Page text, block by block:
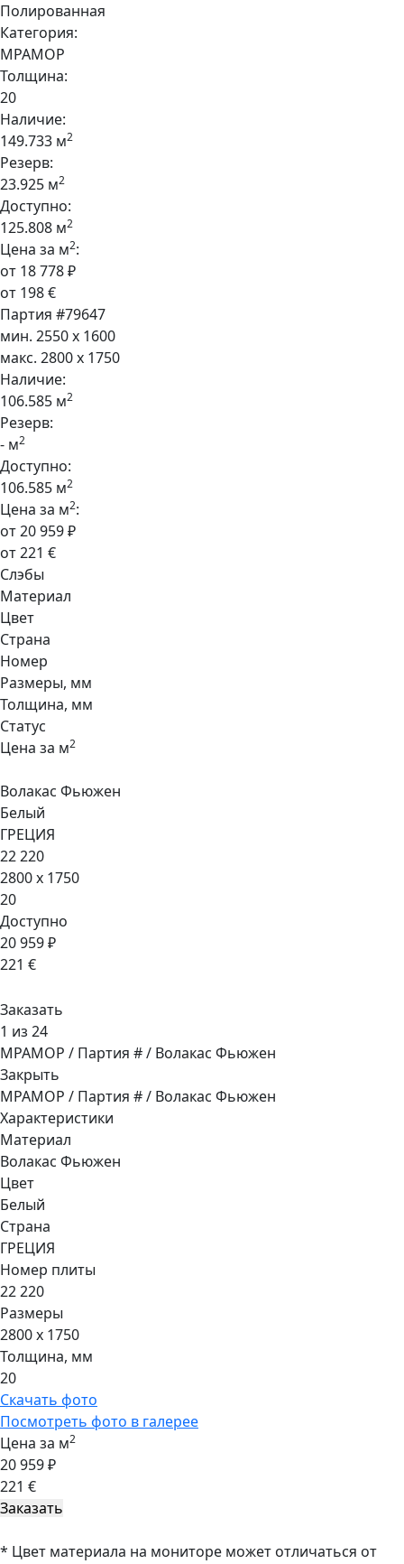
Полированная
Категория:
МРАМОР
Толщина:
20
Наличие:
149.733 м2
Резерв:
23.925 м2
Доступно:
125.808 м2
Цена за м2:
от 18 778 ₽
от 198 €
Партия #79647
мин. 2550 x 1600
макс. 2800 x 1750
Наличие:
106.585 м2
Резерв:
- м2
Доступно:
106.585 м2
Цена за м2:
от 20 959 ₽
от 221 €
Слэбы
Материал
Цвет
Страна
Номер
Размеры, мм
Толщина, мм
Статус
Цена за м2
Волакас Фьюжен
Белый
ГРЕЦИЯ
22 220
2800 x 1750
20
Доступно
20 959 ₽
221 €
Заказать
1 из 24
МРАМОР / Партия # / Волакас Фьюжен
Закрыть
МРАМОР / Партия # / Волакас Фьюжен
Характеристики
Материал
Волакас Фьюжен
Цвет
Белый
Страна
ГРЕЦИЯ
Номер плиты
22 220
Размеры
2800 x 1750
Толщина, мм
20
Скачать фото
Посмотреть фото в галерее
Цена за м2
20 959 ₽
221 €
* Цвет материала на мониторе может отличаться от